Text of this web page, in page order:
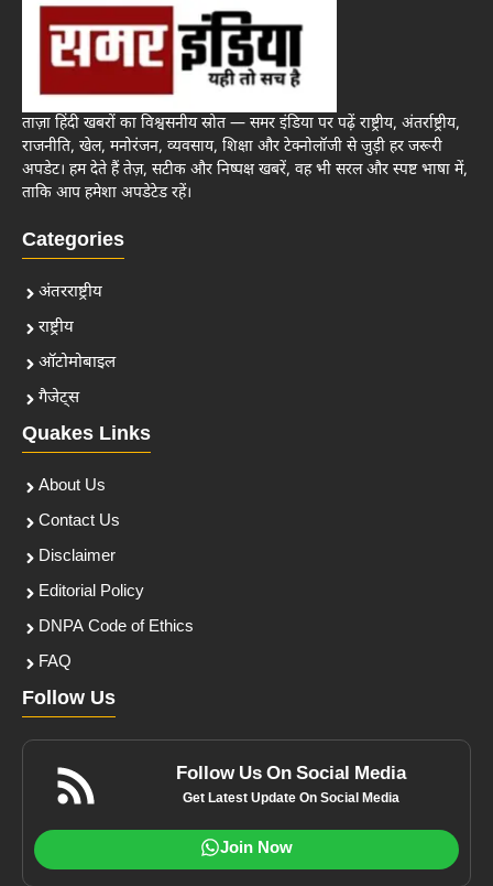
ताज़ा हिंदी खबरों का विश्वसनीय स्रोत — समर इंडिया पर पढ़ें राष्ट्रीय, अंतर्राष्ट्रीय,
राजनीति, खेल, मनोरंजन, व्यवसाय, शिक्षा और टेक्नोलॉजी से जुड़ी हर जरूरी
अपडेट। हम देते हैं तेज़, सटीक और निष्पक्ष खबरें, वह भी सरल और स्पष्ट भाषा में,
ताकि आप हमेशा अपडेटेड रहें।
Categories
अंतरराष्ट्रीय
राष्ट्रीय
ऑटोमोबाइल
गैजेट्स
Quakes Links
About Us
Contact Us
Disclaimer
Editorial Policy
DNPA Code of Ethics
FAQ
Follow Us
Follow Us On Social Media
Get Latest Update On Social Media
Join Now